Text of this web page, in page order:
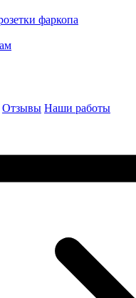
фаркопа
Отзывы Наши работы